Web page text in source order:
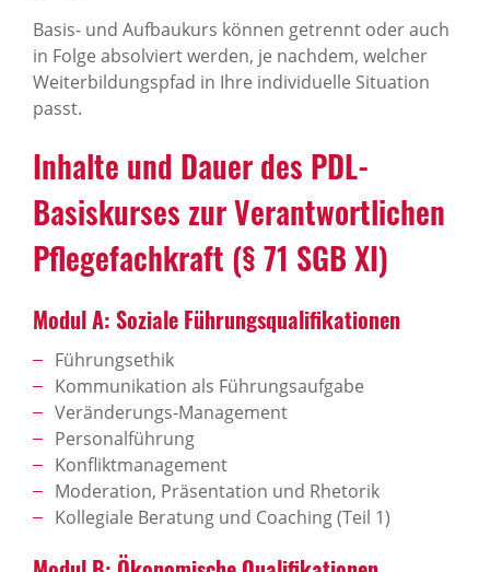
Basis- und Aufbaukurs können getrennt oder auch
in Folge absolviert werden, je nachdem, welcher
Weiterbildungspfad in Ihre individuelle Situation
passt.
Inhalte und Dauer des PDL-
Basiskurses zur Verantwortlichen
Pflegefachkraft (§ 71 SGB XI)
Modul A: Soziale Führungsqualifikationen
Führungsethik
Kommunikation als Führungsaufgabe
Veränderungs-Management
Personalführung
Konfliktmanagement
Moderation, Präsentation und Rhetorik
Kollegiale Beratung und Coaching (Teil 1)